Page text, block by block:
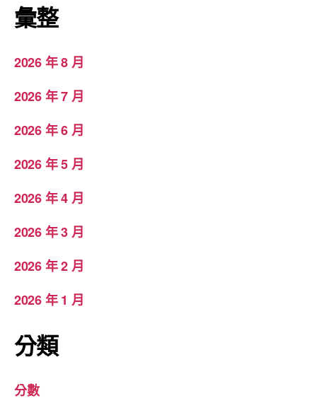
彙整
2026 年 8 月
2026 年 7 月
2026 年 6 月
2026 年 5 月
2026 年 4 月
2026 年 3 月
2026 年 2 月
2026 年 1 月
分類
分數